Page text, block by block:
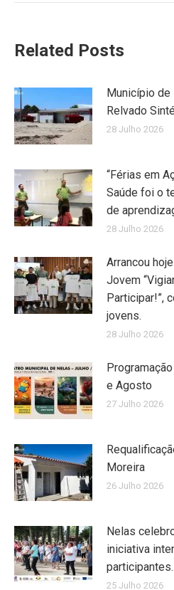
Related Posts
Município de
Relvado
28 Julho 2026
“Férias em
Saúde foi o
de
28 Julho 2026
Arrancou
Jovem
Participar!”,
jovens.
28 Julho 2026
e Agosto
27 Julho 2026
Moreira
26 Julho 2026
Nelas
iniciativa
participantes.
25 Julho 2026